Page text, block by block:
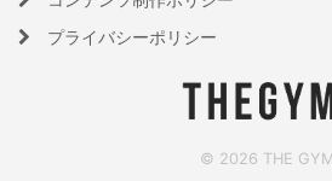
プライバシーポリシー
© 2026 THE